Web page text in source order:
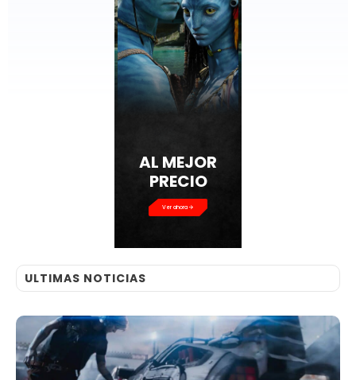
AL MEJOR
PRECIO
Ver ahora
ULTIMAS NOTICIAS